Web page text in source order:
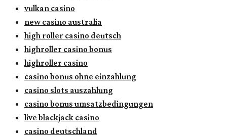
vulkan casino
new casino australia
high roller casino deutsch
highroller casino bonus
highroller casino
casino bonus ohne einzahlung
casino slots auszahlung
casino bonus umsatzbedingungen
live blackjack casino
casino deutschland